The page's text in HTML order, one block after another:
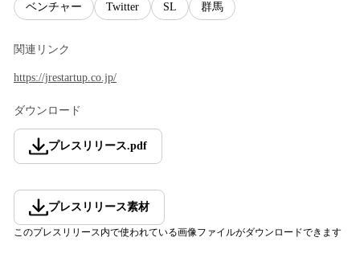
ベンチャー Twitter SL 群馬
関連リンク
https://jrestartup.co.jp/
ダウンロード
プレスリリース.pdf
プレスリリース素材
このプレスリリース内で使われている画像ファイルがダウンロードできます